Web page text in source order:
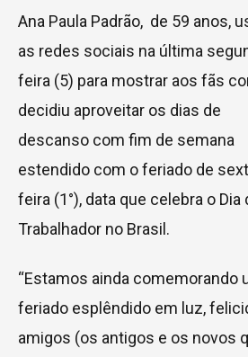
Ana Paula Padrão, de 59 anos,
as redes sociais na última
feira (5) para mostrar aos fãs
decidiu aproveitar os dias de
descanso com fim de semana
estendido com o feriado de
feira (1°), data que celebra o Dia
Trabalhador no Brasil.
“Estamos ainda comemorando
feriado esplêndido em luz,
amigos (os antigos e os novos